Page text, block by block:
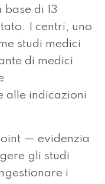
di 13
I centri, uno
studi medici
di medici
alle indicazioni
— evidenzia
gli studi
i